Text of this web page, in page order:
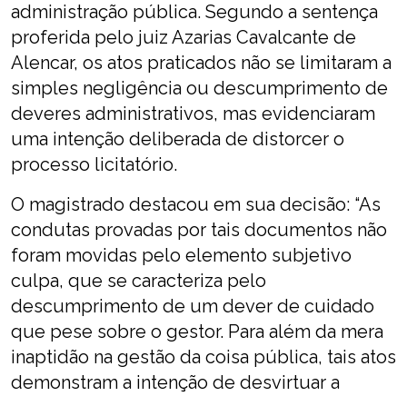
administração pública. Segundo a sentença
proferida pelo juiz Azarias Cavalcante de
Alencar, os atos praticados não se limitaram a
simples negligência ou descumprimento de
deveres administrativos, mas evidenciaram
uma intenção deliberada de distorcer o
processo licitatório.
O magistrado destacou em sua decisão: “As
condutas provadas por tais documentos não
foram movidas pelo elemento subjetivo
culpa, que se caracteriza pelo
descumprimento de um dever de cuidado
que pese sobre o gestor. Para além da mera
inaptidão na gestão da coisa pública, tais atos
demonstram a intenção de desvirtuar a